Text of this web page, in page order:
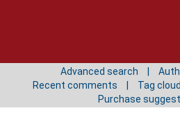
Advanced search
Recent comments
Tag cloud
Purchase